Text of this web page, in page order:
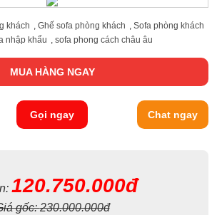
khách Ghế sofa phòng khách
Sofa phòng khách
nhập khẩu sofa phong cách châu âu
MUA HÀNG NGAY
Gọi ngay Chat ngay
120.750.000đ
gốc:230.000.000đ